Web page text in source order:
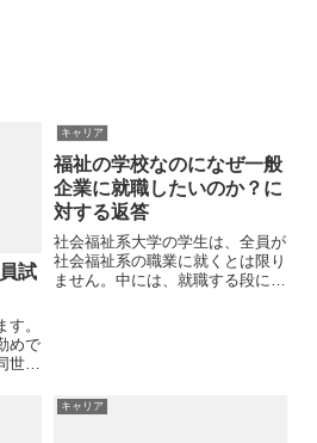
試
。
めで
代
キャリア
福祉の学校なのになぜ一般
企業に就職したいのか？に
対する返答
社会福祉系大学の学生は、全員が
社会福祉系の職業に就くとは限り
ません。中には、就職する段にな
キャリア